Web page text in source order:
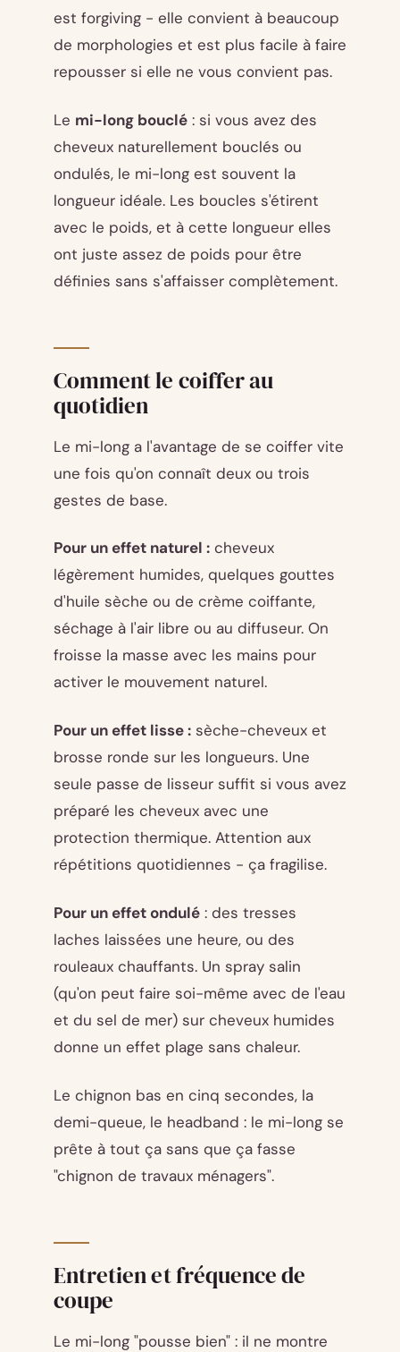
est forgiving - elle convient à beaucoup
de morphologies et est plus facile à faire
repousser si elle ne vous convient pas.
Le mi-long bouclé : si vous avez des
cheveux naturellement bouclés ou
ondulés, le mi-long est souvent la
longueur idéale. Les boucles s'étirent
avec le poids, et à cette longueur elles
ont juste assez de poids pour être
définies sans s'affaisser complètement.
Comment le coiffer au
quotidien
Le mi-long a l'avantage de se coiffer vite
une fois qu'on connaît deux ou trois
gestes de base.
Pour un effet naturel : cheveux
légèrement humides, quelques gouttes
d'huile sèche ou de crème coiffante,
séchage à l'air libre ou au diffuseur. On
froisse la masse avec les mains pour
activer le mouvement naturel.
Pour un effet lisse : sèche-cheveux et
brosse ronde sur les longueurs. Une
seule passe de lisseur suffit si vous avez
préparé les cheveux avec une
protection thermique. Attention aux
répétitions quotidiennes - ça fragilise.
Pour un effet ondulé : des tresses
laches laissées une heure, ou des
rouleaux chauffants. Un spray salin
(qu'on peut faire soi-même avec de l'eau
et du sel de mer) sur cheveux humides
donne un effet plage sans chaleur.
Le chignon bas en cinq secondes, la
demi-queue, le headband : le mi-long se
prête à tout ça sans que ça fasse
"chignon de travaux ménagers".
Entretien et fréquence de
coupe
Le mi-long "pousse bien" : il ne montre